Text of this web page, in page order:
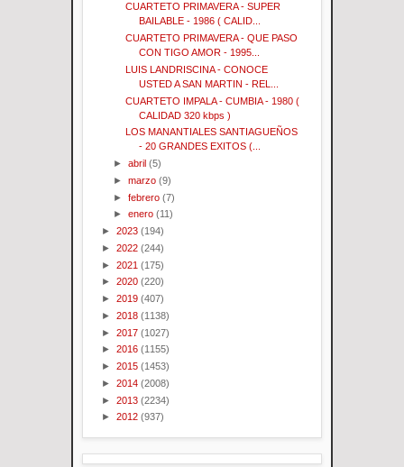
CUARTETO PRIMAVERA - SUPER
BAILABLE - 1986 ( CALID...
CUARTETO PRIMAVERA - QUE PASO
CON TIGO AMOR - 1995...
LUIS LANDRISCINA - CONOCE
USTED A SAN MARTIN - REL...
CUARTETO IMPALA - CUMBIA - 1980 (
CALIDAD 320 kbps )
LOS MANANTIALES SANTIAGUEÑOS
- 20 GRANDES EXITOS (...
►abril (5)
►marzo (9)
►febrero (7)
►enero (11)
► 2023 (194)
► 2022 (244)
► 2021 (175)
► 2020 (220)
► 2019 (407)
► 2018 (1138)
► 2017 (1027)
► 2016 (1155)
► 2015 (1453)
► 2014 (2008)
► 2013 (2234)
► 2012 (937)